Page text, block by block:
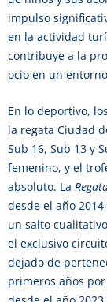
impulso
en la actividad
contribuye a la
ocio en un
En lo deportivo,
la regata Ciudad
Sub 16, Sub 13 y
femenino, y el
absoluto. La
desde el año
un salto
el exclusivo
dejado de
primeros años